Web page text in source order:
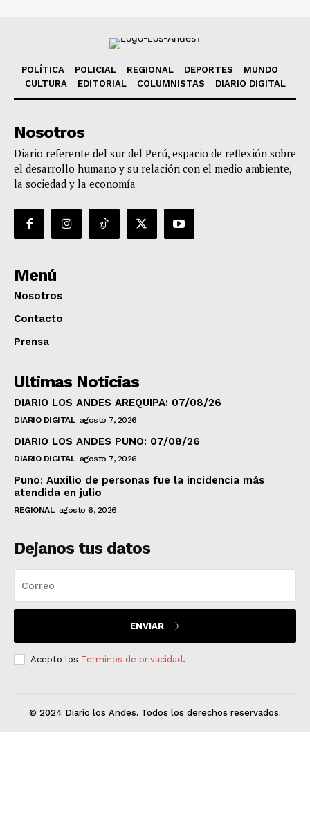
POLÍTICA POLICIAL REGIONAL DEPORTES
MUNDO
CULTURA
EDITORIAL COLUMNISTAS DIARIO DIGITAL
Nosotros
Diario referente del sur del Perú, espacio de reflexión sobre
el desarrollo humano y su relación con el medio ambiente,
la sociedad y la economía
Menú
Nosotros
Contacto
Prensa
Ultimas Noticias
DIARIO LOS ANDES AREQUIPA: 07/08/26
DIARIO DIGITAL agosto 7, 2026
DIARIO LOS ANDES PUNO: 07/08/26
DIARIO DIGITAL agosto 7, 2026
Puno: Auxilio de personas fue la incidencia más
atendida en julio
REGIONAL agosto 6, 2026
Dejanos tus datos
ENVIAR
Acepto los Terminos de privacidad .
© 2024 Diario los Andes. Todos los derechos reservados.